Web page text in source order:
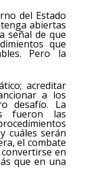
del Estado
abiertas
señal de que
que
Pero la
acreditar
a los
desafío. La
fueron las
cuáles serán
el combate
en
que en una